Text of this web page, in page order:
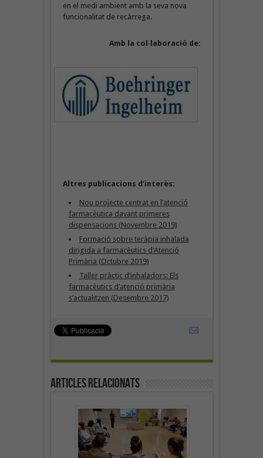
en el medi ambient amb la seva nova
funcionalitat de recàrrega.
Amb la col·laboració de:
Altres publicacions d’interès:
Nou projecte centrat en l’atenció
farmacèutica davant primeres
dispensacions (Novembre 2019)
Formació sobre teràpia inhalada
dirigida a farmacèutics d’Atenció
Primària (Octubre 2019)
Taller pràctic d’inhaladors: Els
farmacèutics d’atenció primària
s’actualitzen (Desembre 2017)
Articles Relacionats